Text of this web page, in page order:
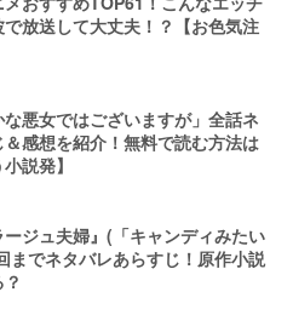
放送して大丈夫！？【お色気注
悪女ではございますが」全話ネ
感想を紹介！無料で読む方法は
説発】
ジュ夫婦』(「キャンディみたい
でネタバレあらすじ！原作小説